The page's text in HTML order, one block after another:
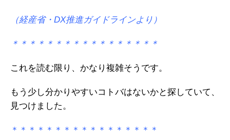
（経産省・DX推進ガイドラインより）
＊＊＊＊＊＊＊＊＊＊＊＊＊＊＊＊＊
これを読む限り、かなり複雑そうです。
もう少し分かりやすいコトバはないかと探していて、
見つけました。
＊＊＊＊＊＊＊＊＊＊＊＊＊＊＊＊＊